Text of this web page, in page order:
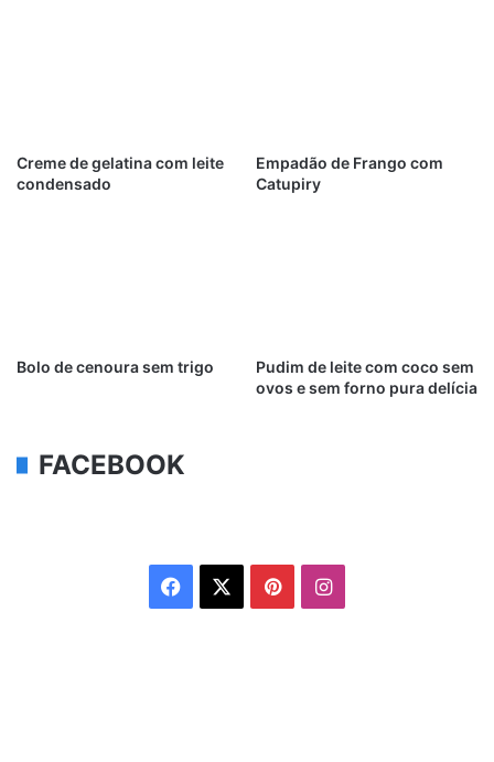
Creme de gelatina com leite
condensado
Empadão de Frango com
Catupiry
Bolo de cenoura sem trigo
Pudim de leite com coco sem
ovos e sem forno pura delícia
FACEBOOK
Facebook PinterestInstagram